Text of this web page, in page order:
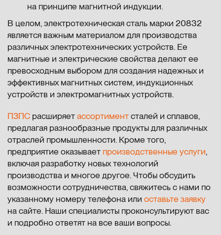
на принципе магнитной индукции.
В целом, электротехническая сталь марки 20832
является важным материалом для производства
различных электротехнических устройств. Ее
магнитные и электрические свойства делают ее
превосходным выбором для создания надежных и
эффективных магнитных систем, индукционных
устройств и электромагнитных устройств.
ПЗПС расширяетассортиментсталей и сплавов,
предлагая разнообразные продукты для различных
отраслей промышленности. Кроме того,
предприятие оказывает производственные услуги,
включая разработку новых технологий
производства и многое другое. Чтобы обсудить
возможности сотрудничества, свяжитесь с нами по
указанному номеру телефона или оставьте заявку
на сайте. Наши специалисты проконсультируют вас
и подробно ответят на все ваши вопросы.